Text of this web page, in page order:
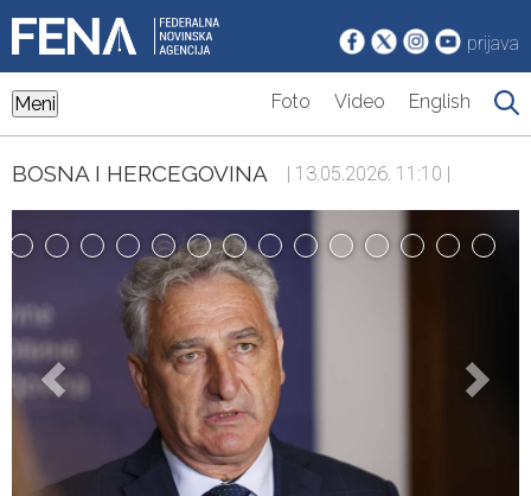
prijava
Meni Foto Video English
BOSNA I HERCEGOVINA | 13.05.2026. 11:10 |